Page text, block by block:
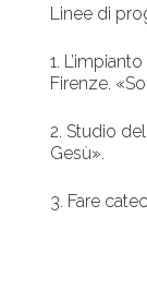
Linee di
1.
Firenze.
2. Studio
Gesù».
3. Fare